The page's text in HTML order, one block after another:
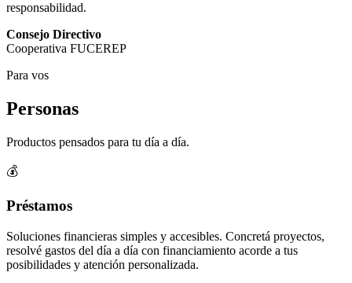
responsabilidad.
Consejo Directivo
Cooperativa FUCEREP
Para vos
Personas
Productos pensados para tu día a día.
💰
Préstamos
Soluciones financieras simples y accesibles. Concretá proyectos,
resolvé gastos del día a día con financiamiento acorde a tus
posibilidades y atención personalizada.